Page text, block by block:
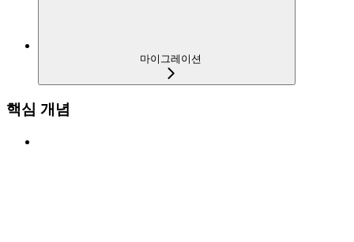
마이그레이션
핵심 개념